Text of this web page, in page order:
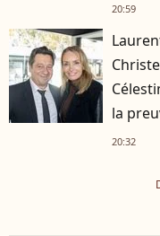
20:59
la
20:32